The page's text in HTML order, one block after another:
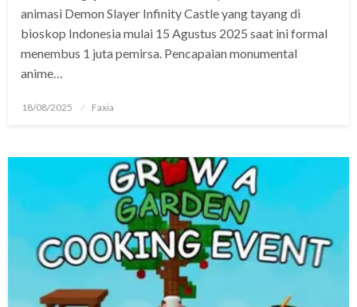
animasi Demon Slayer Infinity Castle yang tayang di
bioskop Indonesia mulai 15 Agustus 2025 saat ini formal
menembus 1 juta pemirsa. Pencapaian monumental
anime…
Posted
18/08/2025 Faxia